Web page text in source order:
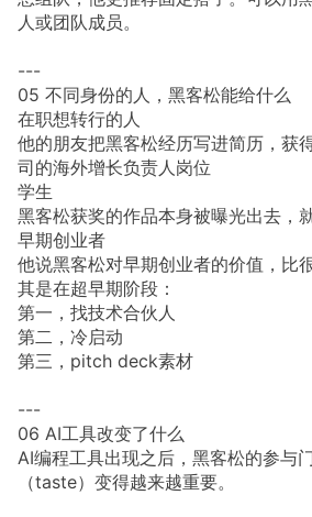
人或团队成员。
---
05 不同身份的人，黑客松能给什么
在职想转行的人
他的朋友把黑客松经历写进简历，获
司的海外增长负责人岗位
学生
黑客松获奖的作品本身被曝光出去，
早期创业者
他说黑客松对早期创业者的价值，比
其是在超早期阶段：
第一，找技术合伙人
第二，冷启动
第三，pitch deck素材
---
06 AI工具改变了什么
AI编程工具出现之后，黑客松的参与
（taste）变得越来越重要。